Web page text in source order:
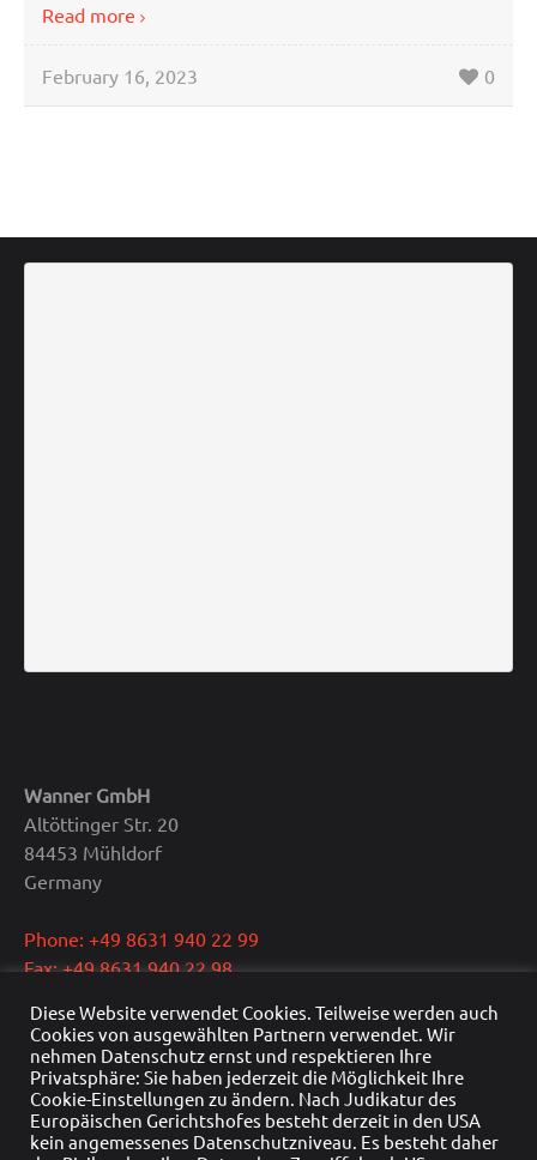
Read more
February 16, 2023 0
Wanner GmbH
Altöttinger Str. 20
84453 Mühldorf
Germany
Phone: +49 8631 940 22 99
Fax: +49 8631 940 22 98
CEO: Dipl.-Ing. Reinhold Wanner
VAT: DE291415429
HRB Nr.: HRB 22976
Commercial register: Traunstein
Diese Website verwendet Cookies. Teilweise werden auch
Cookies von ausgewählten Partnern verwendet. Wir
nehmen Datenschutz ernst und respektieren Ihre
Privatsphäre: Sie haben jederzeit die Möglichkeit Ihre
Cookie-Einstellungen zu ändern. Nach Judikatur des
Europäischen Gerichtshofes besteht derzeit in den USA
kein angemessenes Datenschutzniveau. Es besteht daher